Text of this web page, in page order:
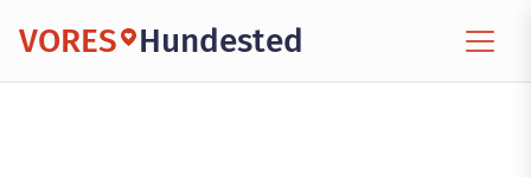
VORES Hundested